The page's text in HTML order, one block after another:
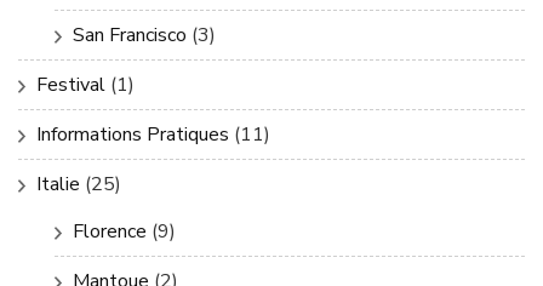
San Francisco (3)
Festival (1)
Informations Pratiques (11)
Italie (25)
Florence (9)